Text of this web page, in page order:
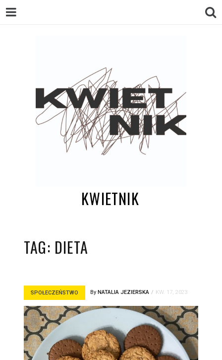
KWIETNIK
TAG: DIETA
SPOŁECZEŃSTWO By NATALIA JEZIERSKA KW. 17, 2023